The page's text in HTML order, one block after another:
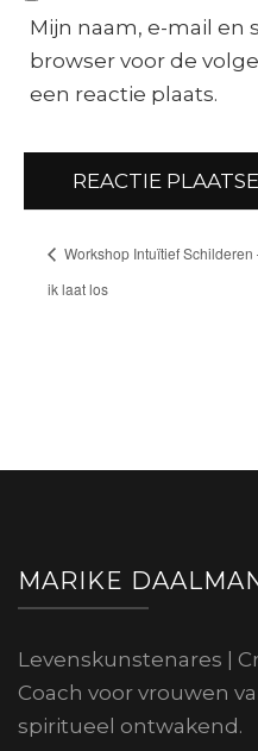
Mijn naam, e-mail en
browser voor de
een reactie plaats.
Workshop Intuïtief Schilderen
ik laat los
MARIKE
Levenskunstenares |
Coach voor vrouwen
spiritueel ontwakend.